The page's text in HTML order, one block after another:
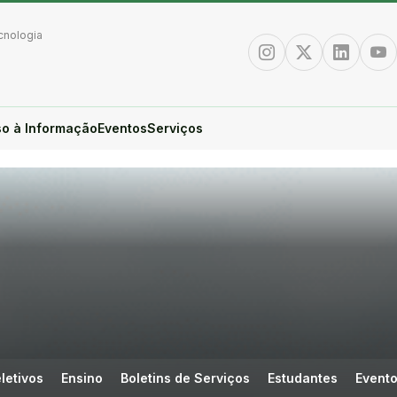
InstagramTwitter/XLinkedin
à InformaçãoEventosServiços
Ensino Boletins de Serviços Estudantes